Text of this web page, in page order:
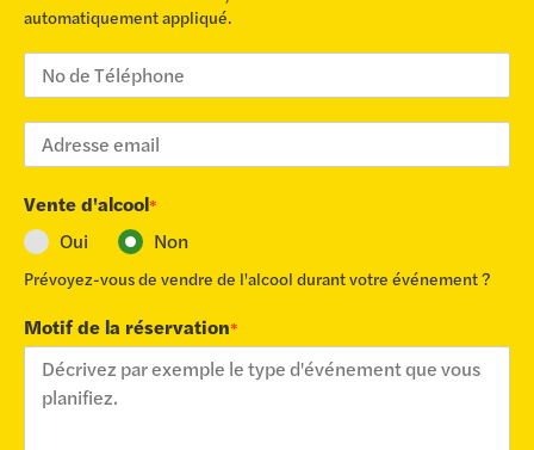
automatiquement appliqué.
Vente d'alcool*
Oui Non
Prévoyez-vous de vendre de l'alcool durant votre événement ?
Motif de la réservation*